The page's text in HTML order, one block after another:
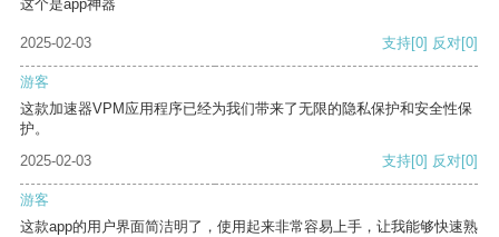
这个是app神器
2025-02-03 支持[0] 反对[0]
游客
这款加速器VPM应用程序已经为我们带来了无限的隐私保护和安全性保
护。
2025-02-03
支持[0] 反对[0]
游客
这款app的用户界面简洁明了，使用起来非常容易上手，让我能够快速熟